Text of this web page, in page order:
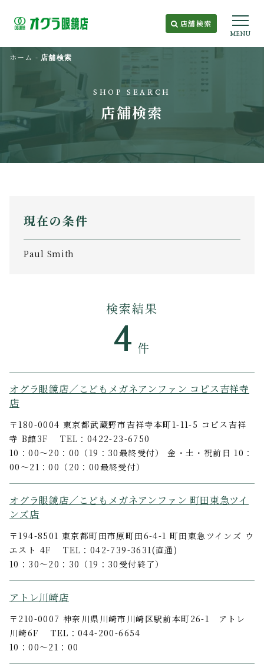
MENU
店舗検索
SHOP SEARCH
店舗検索
ホーム - 店舗検索
現在の条件
Paul Smith
検索結果
4 件
オグラ眼鏡店／こどもメガネアンファン コピス吉祥寺
店
〒180-0004 東京都武蔵野市吉祥寺本町1-11-5 コピス吉祥
寺 B館3F TEL：0422-23-6750
10：00～20：00（19：30最終受付） 金・土・祝前日 10：
00～21：00（20：00最終受付）
オグラ眼鏡店／こどもメガネアンファン 町田東急ツイ
ンズ店
〒194-8501 東京都町田市原町田6-4-1 町田東急ツインズ ウ
エスト 4F TEL：042-739-3631(直通)
10：30～20：30（19：30受付終了）
アトレ川崎店
〒210-0007 神奈川県川崎市川崎区駅前本町26-1 アトレ
川崎6F TEL：044-200-6654
10：00～21：00